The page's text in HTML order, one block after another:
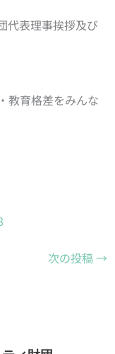
代表理事挨拶及び
教育格差をみんな
次の投稿→